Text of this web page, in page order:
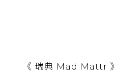
《 瑞典 Mad Mattr 》